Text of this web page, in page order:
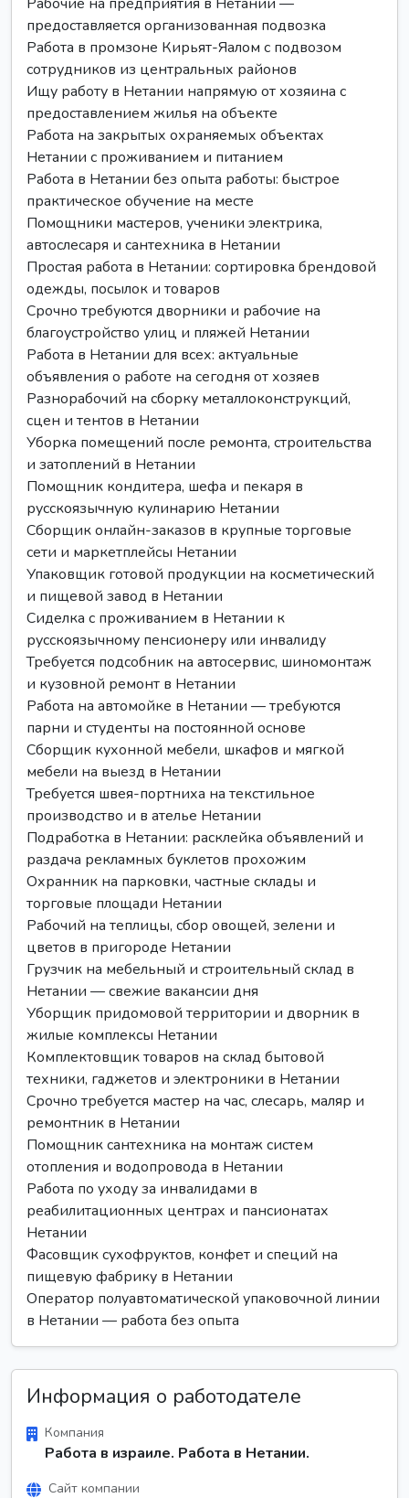
предоставляется организованная подвозка
Работа в промзоне Кирьят-Яалом с подвозом
сотрудников из центральных районов
Ищу работу в Нетании напрямую от хозяина с
предоставлением жилья на объекте
Работа на закрытых охраняемых объектах
Нетании с проживанием и питанием
Работа в Нетании без опыта работы: быстрое
практическое обучение на месте
Помощники мастеров, ученики электрика,
автослесаря и сантехника в Нетании
Простая работа в Нетании: сортировка брендовой
одежды, посылок и товаров
Срочно требуются дворники и рабочие на
благоустройство улиц и пляжей Нетании
Работа в Нетании для всех: актуальные
объявления о работе на сегодня от хозяев
Разнорабочий на сборку металлоконструкций,
сцен и тентов в Нетании
Уборка помещений после ремонта, строительства
и затоплений в Нетании
Помощник кондитера, шефа и пекаря в
русскоязычную кулинарию Нетании
Сборщик онлайн-заказов в крупные торговые
сети и маркетплейсы Нетании
Упаковщик готовой продукции на косметический
и пищевой завод в Нетании
Сиделка с проживанием в Нетании к
русскоязычному пенсионеру или инвалиду
Требуется подсобник на автосервис, шиномонтаж
и кузовной ремонт в Нетании
Работа на автомойке в Нетании — требуются
парни и студенты на постоянной основе
Сборщик кухонной мебели, шкафов и мягкой
мебели на выезд в Нетании
Требуется швея-портниха на текстильное
производство и в ателье Нетании
Подработка в Нетании: расклейка объявлений и
раздача рекламных буклетов прохожим
Охранник на парковки, частные склады и
торговые площади Нетании
Рабочий на теплицы, сбор овощей, зелени и
цветов в пригороде Нетании
Грузчик на мебельный и строительный склад в
Нетании — свежие вакансии дня
Уборщик придомовой территории и дворник в
жилые комплексы Нетании
Комплектовщик товаров на склад бытовой
техники, гаджетов и электроники в Нетании
Срочно требуется мастер на час, слесарь, маляр и
ремонтник в Нетании
Помощник сантехника на монтаж систем
отопления и водопровода в Нетании
Работа по уходу за инвалидами в
реабилитационных центрах и пансионатах
Нетании
Фасовщик сухофруктов, конфет и специй на
пищевую фабрику в Нетании
Оператор полуавтоматической упаковочной линии
в Нетании — работа без опыта
Информация о работодателе
Компания
Работа в израиле. Работа в Нетании.
Сайт компании